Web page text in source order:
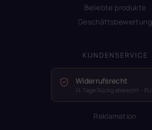
Beliebte produkte
Geschäftsbewertung
KUNDENSERVICE
Widerrufsrecht
14 Tage Rückgaberecht – EU
Reklamation